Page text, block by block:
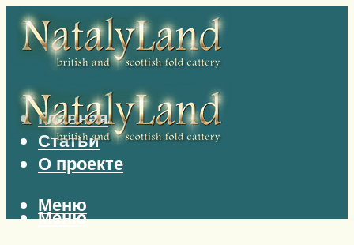
Главная
Статьи
О проекте
Меню
Меню